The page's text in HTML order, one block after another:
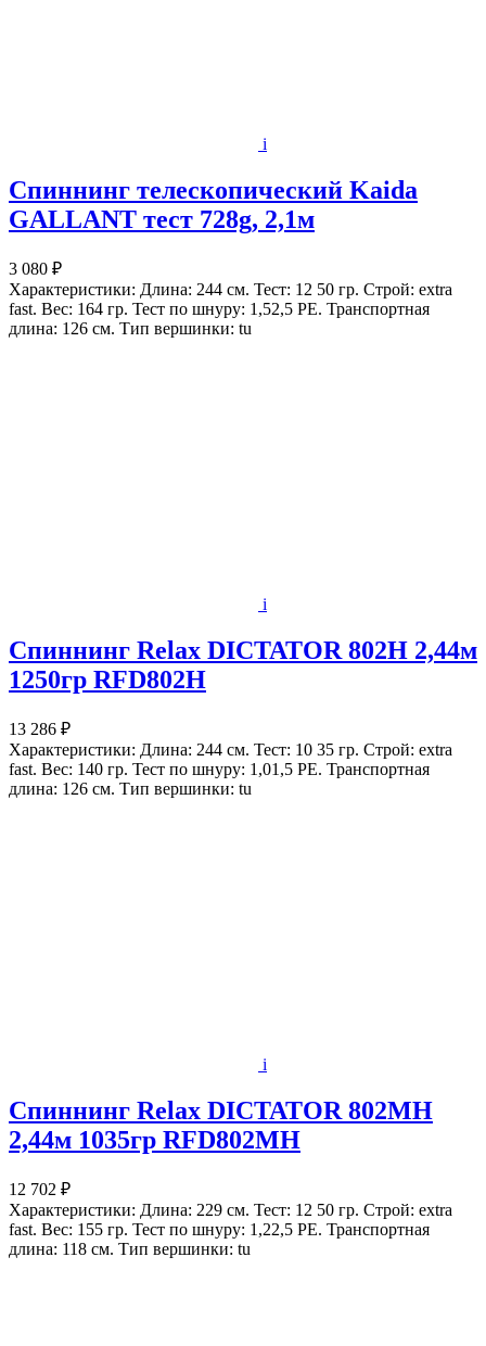
i
Спиннинг телескопический Kaida
GALLANT тест 728g, 2,1м
3 080 ₽
Характеристики: Длина: 244 см. Тест: 12 50 гр. Строй: extra
fast. Вес: 164 гр. Тест по шнуру: 1,52,5 РЕ. Транспортная
длина: 126 см. Тип вершинки: tu
i
Спиннинг Relax DICTATOR 802H 2,44м
1250гр RFD802H
13 286 ₽
Характеристики: Длина: 244 см. Тест: 10 35 гр. Строй: extra
fast. Вес: 140 гр. Тест по шнуру: 1,01,5 РЕ. Транспортная
длина: 126 см. Тип вершинки: tu
i
Спиннинг Relax DICTATOR 802MH
2,44м 1035гр RFD802MH
12 702 ₽
Характеристики: Длина: 229 см. Тест: 12 50 гр. Строй: extra
fast. Вес: 155 гр. Тест по шнуру: 1,22,5 РЕ. Транспортная
длина: 118 см. Тип вершинки: tu